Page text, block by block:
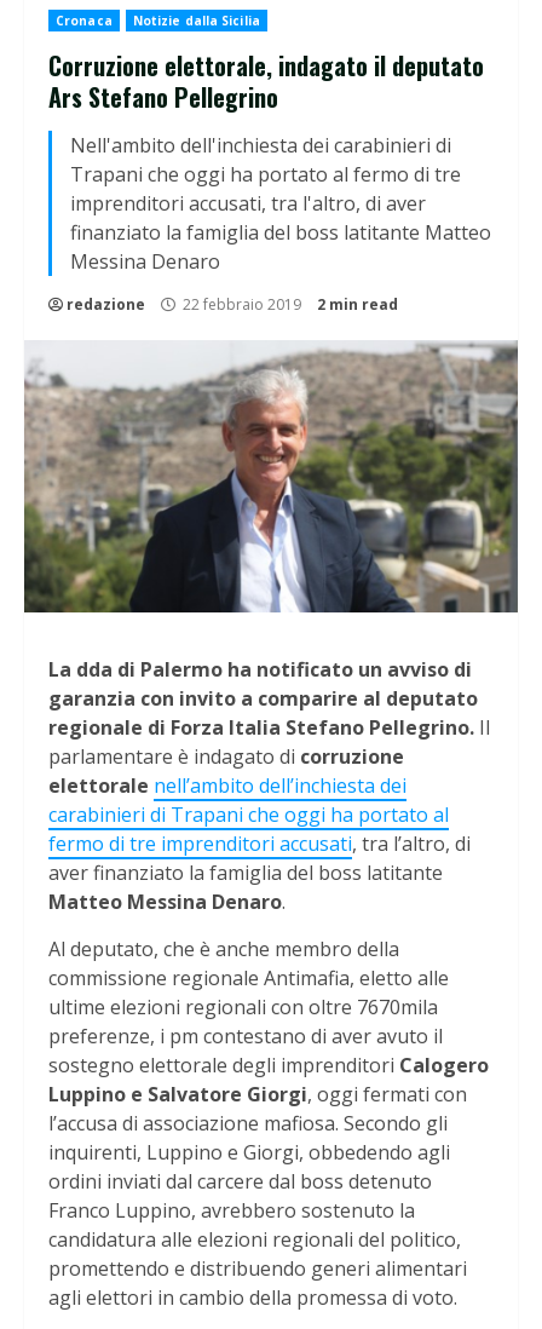
Cronaca Notizie dalla Sicilia
Corruzione elettorale, indagato il deputato
Ars Stefano Pellegrino
Nell'ambito dell'inchiesta dei carabinieri di
Trapani che oggi ha portato al fermo di tre
imprenditori accusati, tra l'altro, di aver
finanziato la famiglia del boss latitante Matteo
Messina Denaro
redazione 22 febbraio 2019 2 min read
La dda di Palermo ha notificato un avviso di
garanzia con invito a comparire al deputato
regionale di Forza Italia Stefano Pellegrino. Il
parlamentare è indagato di corruzione
elettorale nell’ambito dell’inchiesta dei
carabinieri di Trapani che oggi ha portato al
fermo di tre imprenditori accusati, tra l’altro, di
aver finanziato la famiglia del boss latitante
Matteo Messina Denaro.
Al deputato, che è anche membro della
commissione regionale Antimafia, eletto alle
ultime elezioni regionali con oltre 7670mila
preferenze, i pm contestano di aver avuto il
sostegno elettorale degli imprenditori Calogero
Luppino e Salvatore Giorgi, oggi fermati con
l’accusa di associazione mafiosa. Secondo gli
inquirenti, Luppino e Giorgi, obbedendo agli
ordini inviati dal carcere dal boss detenuto
Franco Luppino, avrebbero sostenuto la
candidatura alle elezioni regionali del politico,
promettendo e distribuendo generi alimentari
agli elettori in cambio della promessa di voto.